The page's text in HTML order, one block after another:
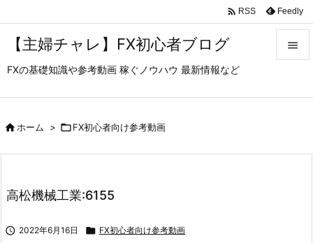
【主婦チャレ】FX初心者ブログ
FXの基礎知識や参考動画 稼ぐノウハウ 最新情報など

 RSS Feedly
ホーム > FX初心者向け参考動画
高松機械工業:6155
 2022年6月16日  FX初心者向け参考動画